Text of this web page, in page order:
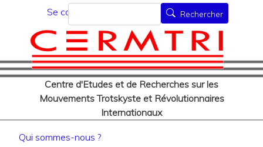
au
contenu
principal
Menu du compte de
Se connecter
Centre d'Etudes et de Recherches sur les
Mouvements Trotskyste et Révolutionnaires
Internationaux
Rechercher Rechercher
Navigation principale
Qui sommes-nous ?